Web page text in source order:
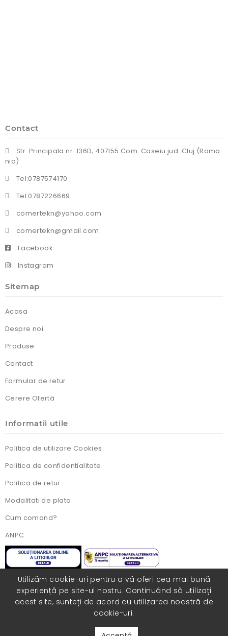
Contact
Str. Principala nr. 136D, 407155 Com. Caseiu jud. Cluj (Roma
nia)
Tel:0787574170
Tel:0787226669
comertekn@yahoo.com
comertekn@gmail.com
Facebook
Instagram
Sitemap
Acasa
Despre noi
Produse
Contact
Formular de retur
Cerere Ofertă
Informatii utile
Politica de utilizare Cookies
Politica de confidentialitate
Politica de retur
Modalitati de plata
Cum comand?
ANPC
Utilizăm cookie-uri pentru a vă oferi cea mai bună
experiență pe site-ul nostru. Continuând să utilizați
acest site, sunteți de acord cu utilizarea noastră de
cookie-uri.
Toate drepturile rezervate. Realizat cu ❤️ de
catre COLORISITE.RO